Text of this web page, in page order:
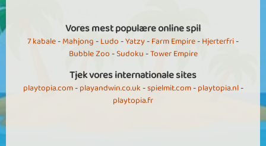
Vores mest populære online spil
7 kabale-Mahjong-Ludo-Yatzy-Farm Empire-Hjerterfri-
Bubble Zoo-Sudoku-Tower Empire
Tjek vores internationale sites
playtopia.com-playandwin.co.uk-spielmit.com-playtopia.nl-
playtopia.fr